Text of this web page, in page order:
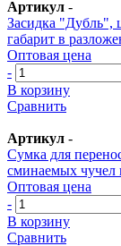
Артикул -
Засидка "Дубль",
габарит в
Оптовая цена
-
В корзину
Сравнить
Артикул -
Сумка для
сминаемых чучел
Оптовая цена
-
В корзину
Сравнить